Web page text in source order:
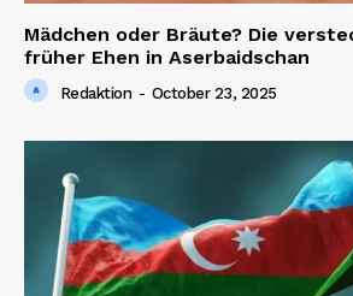
Mädchen oder Bräute? Die
früher Ehen in Aserbaidschan
Redaktion - October 23, 2025